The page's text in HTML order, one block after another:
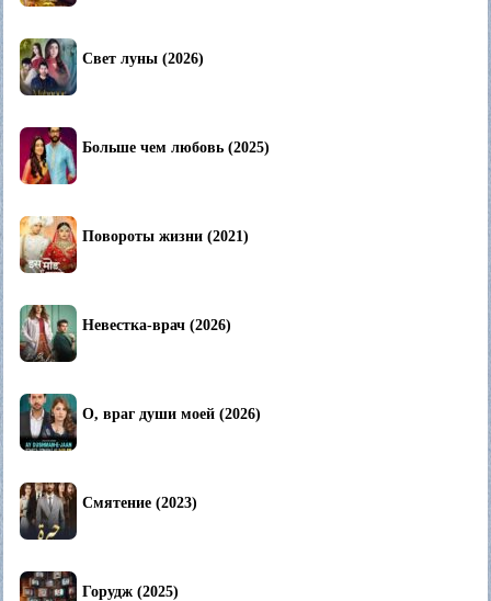
Свет луны (2026)
Больше чем любовь (2025)
Повороты жизни (2021)
Невестка-врач (2026)
О, враг души моей (2026)
Смятение (2023)
Горудж (2025)